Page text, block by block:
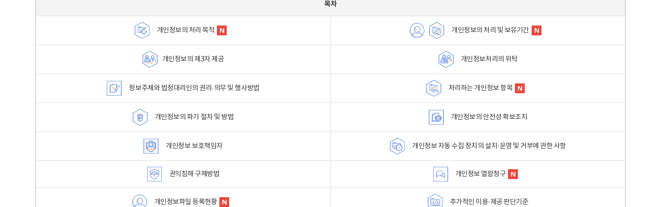
목차
개인정보의 처리 목적 개인정보의 처리 및 보유기간
개인정보의 제3자 제공 개인정보처리의 위탁
정보주체와 법정대리인의 권리·의무 및 행사방법 처리하는 개인정보 항목
개인정보의 파기 절차 및 방법 개인정보의 안전성 확보조치
개인정보 보호책임자 개인정보 자동 수집 장치의 설치·운영 및 거부에 관한 사항
권익침해 구제방법 개인정보 열람청구
개인정보파일 등록현황 추가적인 이용·제공 판단기준